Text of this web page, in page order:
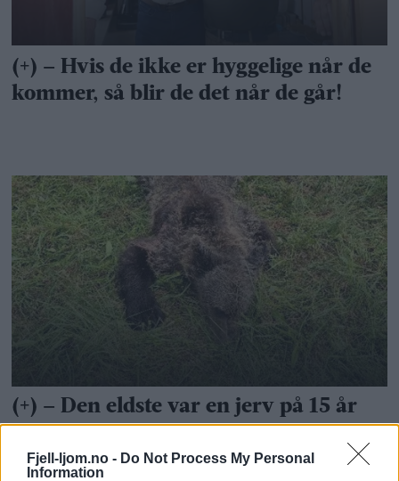
Fjell-ljom.no - Do Not Process My Personal
Information